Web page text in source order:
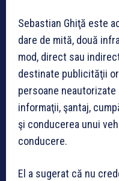
Sebastian Ghiţă este
dare de mită, două
mod, direct sau
destinate publicităţii
persoane neautorizate
informaţii, şantaj,
şi conducerea unui
conducere.
El a sugerat că nu